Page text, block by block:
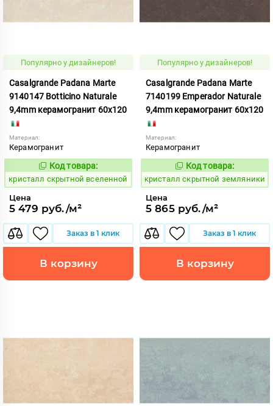
Популярно у дизайнеров!
Casalgrande Padana Marte
9140147 Botticino Naturale
9,4mm керамогранит 60x120
Материал:
Керамогранит
823763
Код товара:
кристалл скрытной вселенной
Цена
5 479 руб./м²
Заказ в 1 клик
В корзину
Популярно у дизайнеров!
Casalgrande Padana Marte
7140199 Emperador Naturale
9,4mm керамогранит 60x120
Материал:
Керамогранит
823781
Код товара:
кристалл скрытной земляники
Цена
5 865 руб./м²
Заказ в 1 клик
В корзину